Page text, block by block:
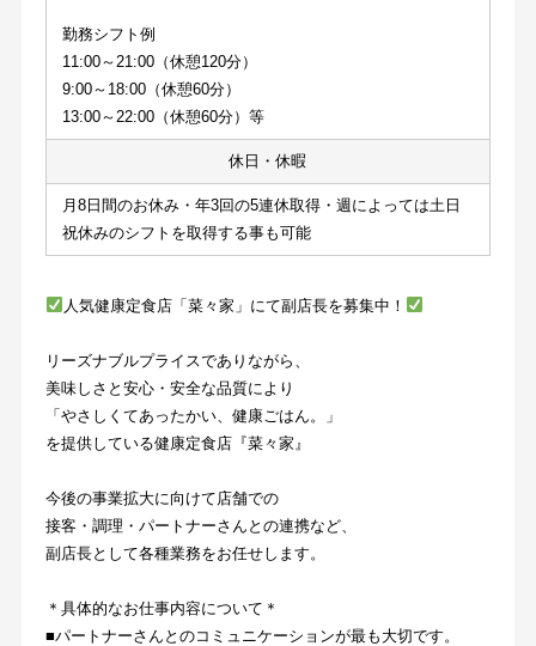
勤務シフト例
11:00～21:00（休憩120分）
9:00～18:00（休憩60分）
13:00～22:00（休憩60分）等
休日・休暇
月8日間のお休み・年3回の5連休取得・週によっては土日
祝休みのシフトを取得する事も可能
人気健康定食店「菜々家」にて副店長を募集中！
リーズナブルプライスでありながら、
美味しさと安心・安全な品質により
「やさしくてあったかい、健康ごはん。」
を提供している健康定食店『菜々家』
今後の事業拡大に向けて店舗での
接客・調理・パートナーさんとの連携など、
副店長として各種業務をお任せします。
＊具体的なお仕事内容について＊
■パートナーさんとのコミュニケーションが最も大切です。